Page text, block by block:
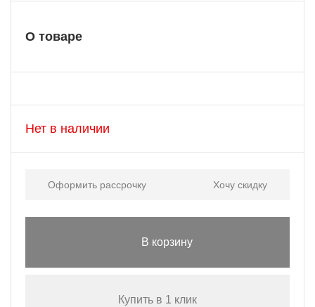
О товаре
Нет в наличии
Оформить рассрочку Хочу скидку
В корзину
Купить в 1 клик